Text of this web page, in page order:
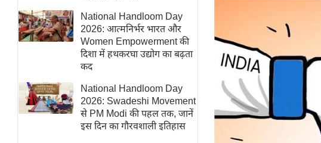
बॉलीवुड
हॉलीवुड
फिल्म समीक्षा
Breaking
News
लाइफस्टाइल
टेक्नॉलॉजी
National Handloom Day
2026: आत्मनिर्भर भारत और
Women Empowerment की
दिशा में हथकरघा उद्योग का बढ़ता
कद
National Handloom Day
2026: Swadeshi Movement
से PM Modi की पहल तक, जानें
इस दिन का गौरवशाली इतिहास